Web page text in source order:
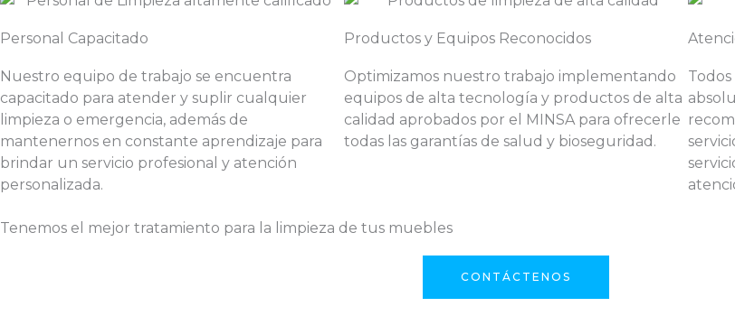
Personal Capacitado
Nuestro equipo de trabajo se encuentra
capacitado para atender y suplir cualquier
limpieza o emergencia, además de
mantenernos en constante aprendizaje para
brindar un servicio profesional y atención
personalizada.
Productos y Equipos Reconocidos
Optimizamos nuestro trabajo implementando
equipos de alta tecnología y productos de alta
calidad aprobados por el MINSA para ofrecerle
todas las garantías de salud y bioseguridad.
Tenemos el mejor tratamiento para la limpieza de tus muebles
CONTÁCTENOS